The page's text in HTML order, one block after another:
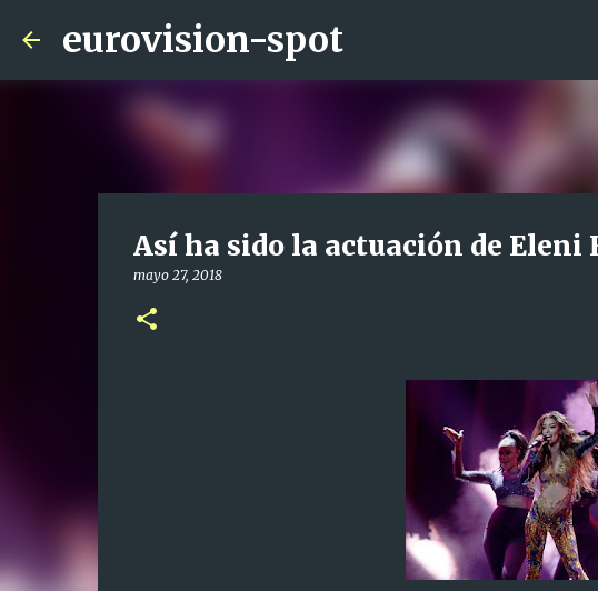
eurovision-spot
Así ha sido la actuación de Eleni
mayo 27, 2018